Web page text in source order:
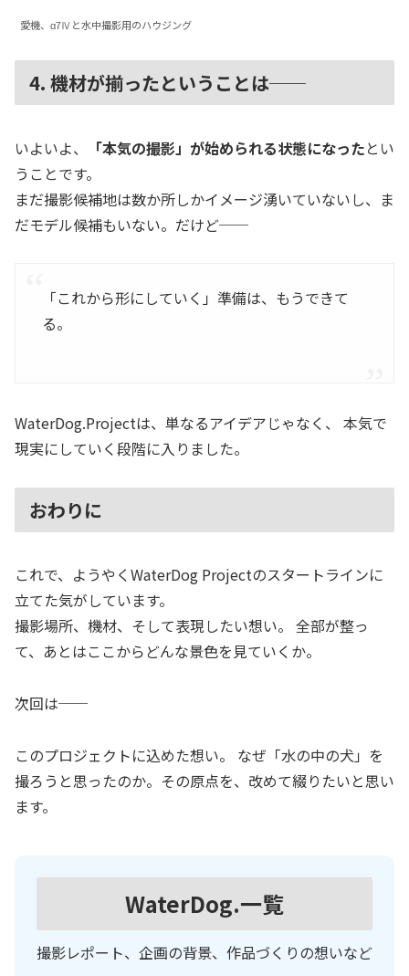
愛機、α7Ⅳと水中撮影用のハウジング
4. 機材が揃ったということは──
いよいよ、 「本気の撮影」が始められる状態になったとい
うことです。
まだ撮影候補地は数か所しかイメージ湧いていないし、ま
だモデル候補もいない。だけど──
「これから形にしていく」準備は、もうできて
る。
WaterDog.Projectは、単なるアイデアじゃなく、 本気で
現実にしていく段階に入りました。
おわりに
これで、ようやくWaterDog Projectのスタートラインに
立てた気がしています。
撮影場所、機材、そして表現したい想い。 全部が整っ
て、あとはここからどんな景色を見ていくか。
次回は──
このプロジェクトに込めた想い。 なぜ「水の中の犬」を
撮ろうと思ったのか。その原点を、改めて綴りたいと思い
ます。
WaterDog.一覧
撮影レポート、企画の背景、作品づくりの想いなど